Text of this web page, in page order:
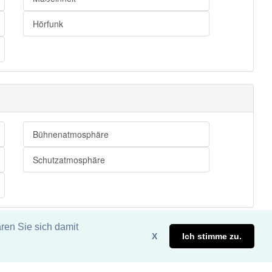
Sie sich damit
X Ich stimme zu.
Hörfunk
Bühnenatmosphäre
Schutzatmosphäre
2024